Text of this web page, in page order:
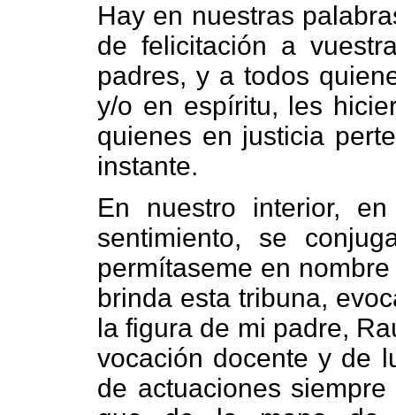
Hay en nuestras
de felicitación a
padres, y a todos
y/o en espíritu, les
quienes en justicia
instante.
En nuestro interior,
sentimiento, se
permítaseme en
brinda esta tribuna,
la figura de mi padre,
vocación docente y de
de actuaciones